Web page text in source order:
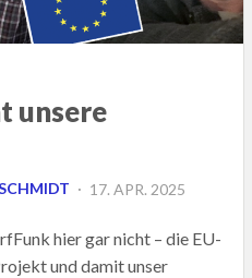
unsere
POSTED
17. APR. 2025
hier gar nicht – die EU-
und damit unser